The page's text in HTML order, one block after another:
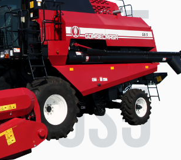
gs5
gs5